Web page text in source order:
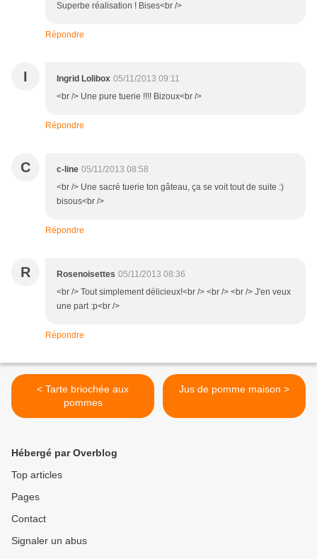
Superbe réalisation ! Bises<br />
Répondre
I Ingrid Lolibox 05/11/2013 09:11
<br /> Une pure tuerie !!!! Bizoux<br />
Répondre
C c-line 05/11/2013 08:58
<br /> Une sacré tuerie ton gâteau, ça se voit tout de suite :)
bisous<br />
Répondre
R Rosenoisettes 05/11/2013 08:36
<br /> Tout simplement délicieux!<br /> <br /> <br /> J'en veux
une part :p<br />
Répondre
< Tarte briochée aux
pommes
Jus de pomme maison >
Hébergé par Overblog
Top articles
Pages
Contact
Signaler un abus